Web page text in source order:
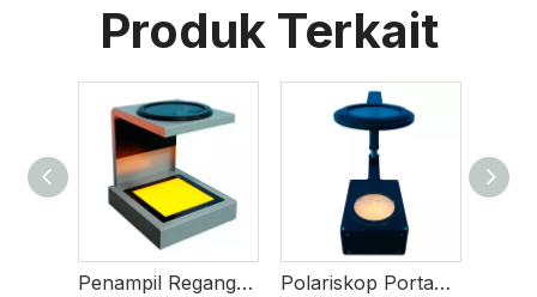
Produk Terkait
Penampil Regangan Bentuk Awal PET Polariskop Portabel